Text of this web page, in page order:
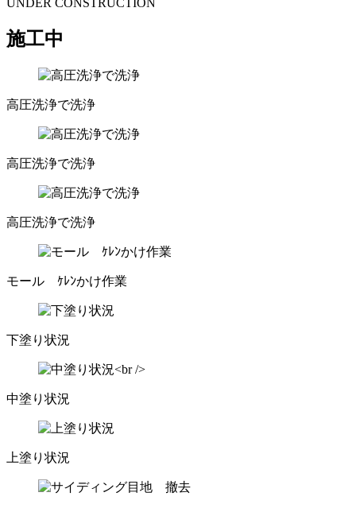
UNDER CONSTRUCTION
施工中
高圧洗浄で洗浄
高圧洗浄で洗浄
高圧洗浄で洗浄
モール ｹﾚﾝかけ作業
下塗り状況
中塗り状況
上塗り状況